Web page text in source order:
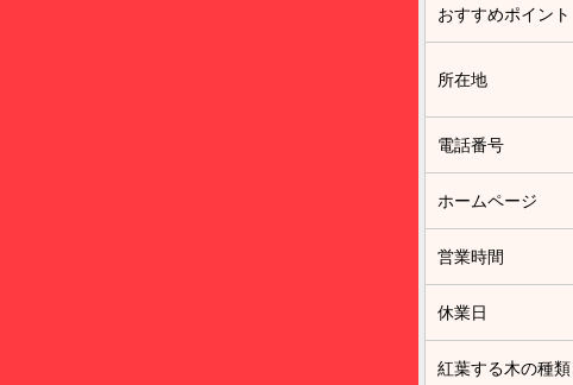
おすすめポイント
所在地
電話番号
ホームページ
営業時間
休業日
紅葉する木の種